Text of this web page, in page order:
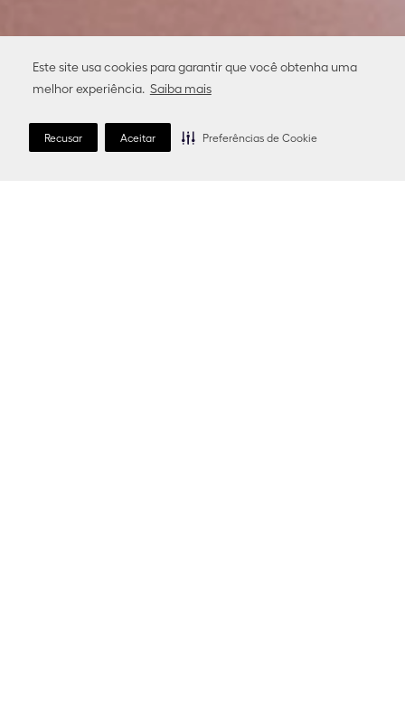
Este site usa cookies para garantir que você obtenha uma
melhor experiência. Saiba mais
Recusar Aceitar Preferências de Cookie